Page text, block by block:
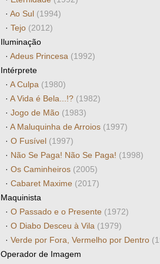
· Ao Sul (1994)
· Tejo (2012)
Iluminação
· Adeus Princesa (1992)
Intérprete
· A Culpa (1980)
· A Vida é Bela...!? (1982)
· Jogo de Mão (1983)
· A Maluquinha de Arroios (1997)
· O Fusível (1997)
· Não Se Paga! Não Se Paga! (1998)
· Os Caminheiros (2005)
· Cabaret Maxime (2017)
Maquinista
· O Passado e o Presente (1972)
· O Diabo Desceu à Vila (1979)
· Verde por Fora, Vermelho por Dentro
Operador de Imagem